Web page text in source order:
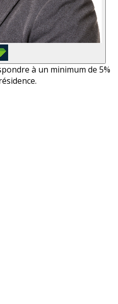
à un minimum de 5%